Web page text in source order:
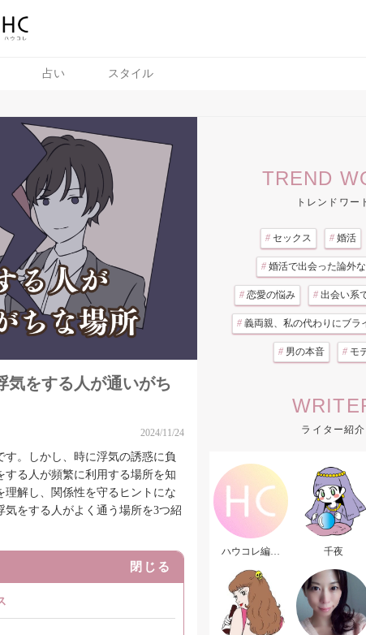
占い スタイル
気をする人が通いがち
2024/11/24
。しかし、時に浮気の誘惑に負
する人が頻繁に利用する場所を知
理解し、関係性を守るヒントにな
をする人がよく通う場所を3つ紹
閉じる
TREND
トレンドワー
# セックス # 婚活
# 婚活で出会った論外
# 恋愛の悩み # 出会い系
# 義両親、私の代わりにブラ
# 男の本音 # モ
ライター紹介
ハウコレ編集
千夜